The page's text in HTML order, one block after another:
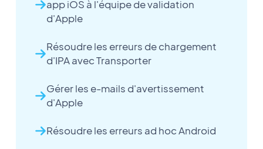
app iOS à l'équipe de validation
d'Apple
Résoudre les erreurs de chargement
d'IPA avec Transporter
Gérer les e-mails d'avertissement
d'Apple
Résoudre les erreurs ad hoc Android